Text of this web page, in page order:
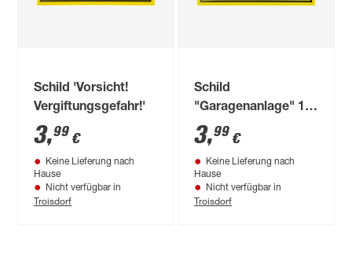
Schild 'Vorsicht!
Vergiftungsgefahr!'
3,99 €
Keine Lieferung nach
Hause
Nicht verfügbar in
Troisdorf
Schild
"Garagenanlage" 15
x 25 cm
3,99 €
Keine Lieferung nach
Hause
Nicht verfügbar in
Troisdorf